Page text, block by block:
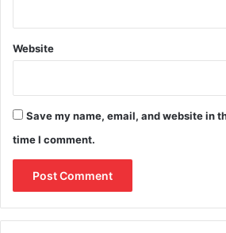
Website
Save my name, email, and website in
time I comment.